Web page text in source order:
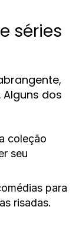
séries
dos
coleção
seu
para
risadas.